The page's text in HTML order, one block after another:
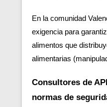
En la comunidad
exigencia para
alimentos que
alimentarias
Consultores de
normas de